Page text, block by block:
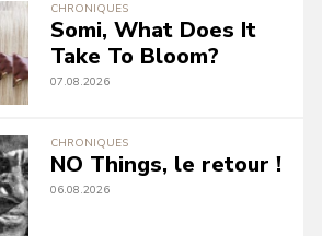
CHRONIQUES
Somi, What Does It
Take To Bloom?
07.08.2026
CHRONIQUES
NO Things, le retour !
06.08.2026